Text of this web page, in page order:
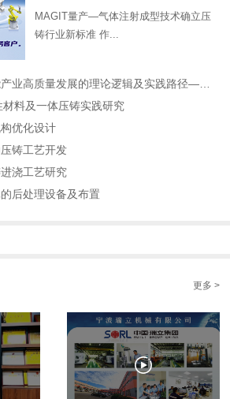
MAGIT量产—气体注射成型技术确立压
铸行业新标准 作...
​压铸装备标准化赋能产业高质量发展的理论逻辑及实践路径——基于力劲集团标准化实践历程的回顾
料及一体压铸实践研究
优化设计
铸工艺开发
浇工艺研究
后处理设备及布置
更多 >